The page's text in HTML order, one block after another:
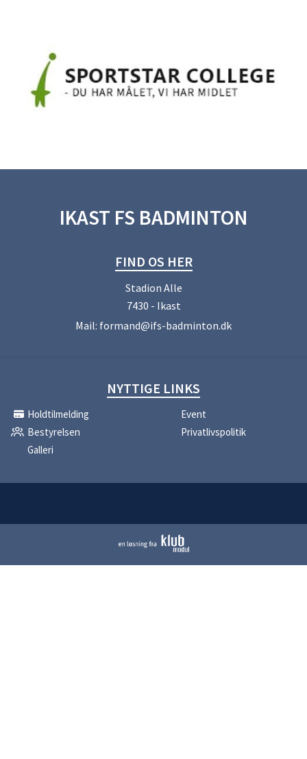
IKAST FS BADMINTON
FIND OS HER
Stadion Alle
7430 - Ikast
Mail: formand@ifs-badminton.dk
NYTTIGE LINKS
Holdtilmelding
Event
Bestyrelsen
Privatlivspolitik
Galleri